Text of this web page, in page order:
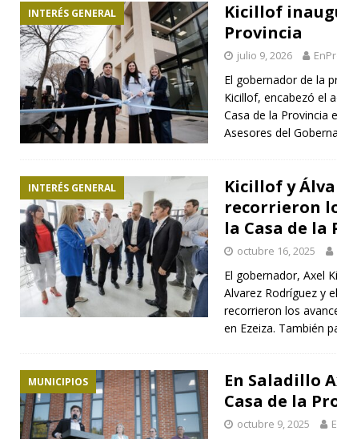
INTERÉS GENERAL
Kicillof
Provincia
julio 9, 2026
El gobernador de la
Kicillof, encabezó el
Casa de la Provincia
Asesores del
INTERÉS GENERAL
Kicillof y
recorrieron
la Casa de la
octubre 16, 2025
El gobernador, Axel
Alvarez Rodríguez y
recorrieron los
en Ezeiza. También
MUNICIPIOS
En Saladillo
Casa de la
octubre 9, 2025